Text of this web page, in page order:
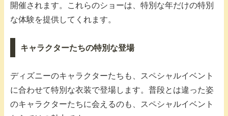
開催されます。これらのショーは、特別な年だけの特別
な体験を提供してくれます。
キャラクターたちの特別な登場
ディズニーのキャラクターたちも、スペシャルイベント
に合わせて特別な衣装で登場します。普段とは違った姿
のキャラクターたちに会えるのも、スペシャルイベント